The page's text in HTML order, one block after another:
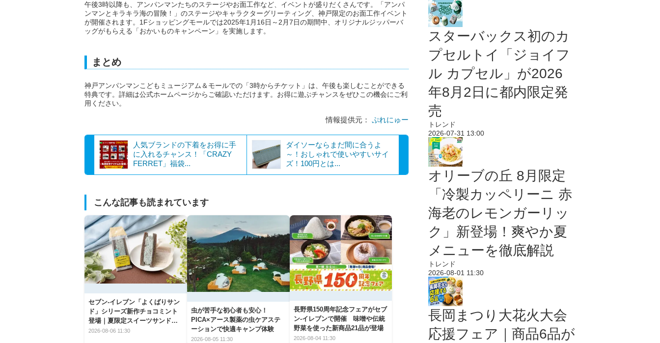
午後3時以降も、アンパンマンたちのステージやお面工作など、イベントが盛りだくさんです。「アンパ
ンマンとキラキラ海の冒険！」のステージやキャラクターグリーティング、神戸限定のお面工作イベント
が開催されます。1Fショッピングモールでは2025年1月16日～2月7日の期間中、オリジナルジッパーバ
ッグがもらえる「おかいものキャンペーン」を実施します。
まとめ
神戸アンパンマンこどもミュージアム＆モールでの「3時からチケット」は、午後も楽しむことができる
特典です。詳細は公式ホームページからご確認いただけます。お得に遊ぶチャンスをぜひこの機会にご利
用ください。
情報提供元： ぷれにゅー
人気ブランドの下着をお得に手
に入れるチャンス！「CRAZY
FERRET」福袋...
ダイソーならまだ間に合うよ
～！おしゃれで使いやすいサイ
ズ！100円とは...
こんな記事も読まれています
セブン‐イレブン「よくばりサン
ド」シリーズ新作チョコミント
登場｜夏限定スイーツサンドの
爽快な魅力
2026-08-06 11:30
虫が苦手な初心者も安心！
PICA×アース製薬の虫ケアステ
ーションで快適キャンプ体験
2026-08-05 11:30
長野県150周年記念フェアがセブ
ン-イレブンで開催 味噌や伝統
野菜を使った新商品21品が登場
2026-08-04 11:30
スターバックス初のカ
プセルトイ「ジョイフ
ル カプセル」が2026
年8月2日に都内限定発
売
トレンド
2026-07-31 13:00
オリーブの丘 8月限定
「冷製カッペリーニ 赤
海老のレモンガーリッ
ク」新登場！爽やか夏
メニューを徹底解説
トレンド
2026-08-01 11:30
長岡まつり大花火大会
応援フェア｜商品6品が